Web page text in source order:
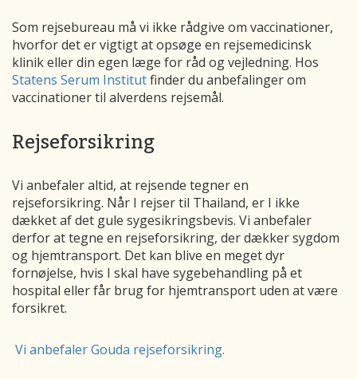
Som rejsebureau må vi ikke rådgive om vaccinationer,
hvorfor det er vigtigt at opsøge en rejsemedicinsk
klinik eller din egen læge for råd og vejledning. Hos
Statens Serum Institutfinder du anbefalinger om
vaccinationer til alverdens rejsemål.
Rejseforsikring
Vi anbefaler altid, at rejsende tegner en
rejseforsikring. Når I rejser til Thailand, er I ikke
dækket af det gule sygesikringsbevis. Vi anbefaler
derfor at tegne en rejseforsikring, der dækker sygdom
og hjemtransport. Det kan blive en meget dyr
fornøjelse, hvis I skal have sygebehandling på et
hospital eller får brug for hjemtransport uden at være
forsikret.
Vi anbefaler Gouda rejseforsikring.